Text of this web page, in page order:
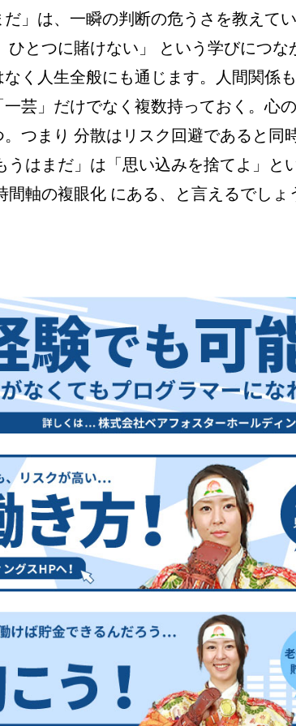
」は、一瞬の判断の危うさを教えて
とつに賭けない」 という学びにつな
く人生全般にも通じます。人間関係
芸」だけでなく複数持っておく。心
つまり 分散はリスク回避であると同
はまだ」は「思い込みを捨てよ」と
軸の複眼化 にある、と言えるでしょ